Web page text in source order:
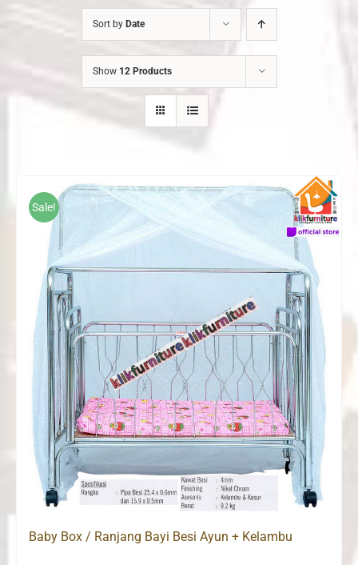
Sort by Date
Show 12 Products
Sale!
Baby Box / Ranjang Bayi Besi Ayun + Kelambu